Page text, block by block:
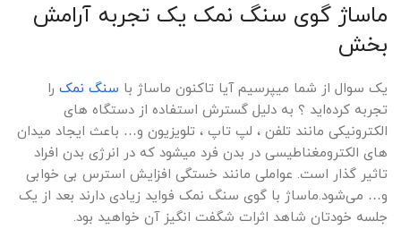
ماساژ گوی سنگ نمک یک تجربه آرامش
بخش
یک سوال از شما میپرسیم آیا تاکنون ماساژ با سنگ نمک را
تجربه کرده‌اید ؟ به دلیل گسترش استفاده از دستگاه های
الکترونیکی مانند تلفن ، لپ تاپ ، تلویزیون و… باعث ایجاد میدان
های الکترومغناطیسی در بدن فرد میشود که در انرژی بدن افراد
تاثیر گذار است. عواملی مانند خستگی افزایش استرس بی خوابی
و… می‌شود.ماساژ با گوی سنگ نمک فواید زیادی دارند بعد از یک
جلسه خودتان شاهد اثرات شگفت انگیز آن خواهید بود.